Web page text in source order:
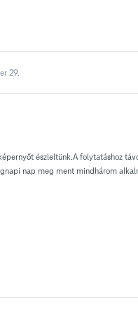
29.
észleltünk.A folytatáshoz
nap meg ment mindhárom